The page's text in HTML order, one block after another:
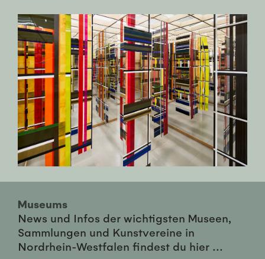
Museums
News und Infos der wichtigsten Museen,
Sammlungen und Kunstvereine in
Nordrhein-Westfalen findest du hier ...